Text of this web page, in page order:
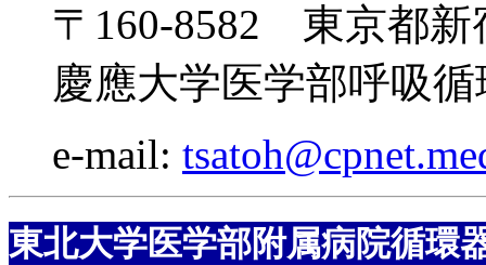
〒160-8582 東京都新
慶應大学医学部呼吸
e-mail:
東北大学医学部附属病院循環